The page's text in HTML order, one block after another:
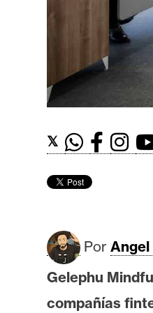
t
e
u
I
A
n
á
l
𝕏
Por
Gelephu
compañías